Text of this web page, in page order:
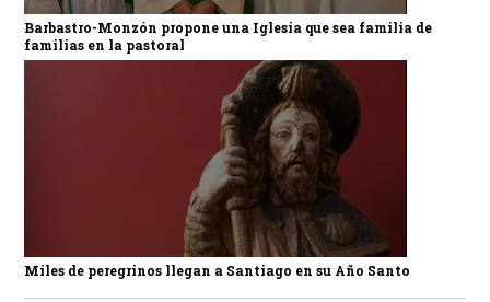
Barbastro-Monzón propone una Iglesia que sea familia de
familias en la pastoral
Miles de peregrinos llegan a Santiago en su Año Santo